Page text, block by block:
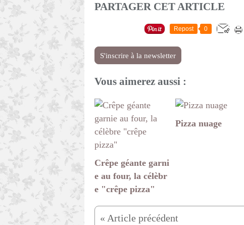
PARTAGER CET ARTICLE
Repost 0
S'inscrire à la newsletter
Vous aimerez aussi :
Crêpe géante garni
e au four, la célèbr
e "crêpe pizza"
Pizza nuage